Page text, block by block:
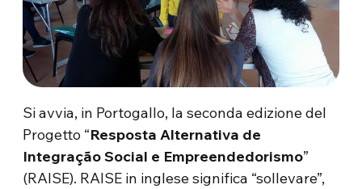
Si avvia, in Portogallo, la seconda edizione del
Progetto “Resposta Alternativa de
Integração Social e Empreendedorismo”
(RAISE). RAISE in inglese significa “sollevare”,